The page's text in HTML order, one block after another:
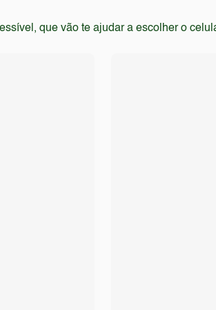
que vão te ajudar a escolher o